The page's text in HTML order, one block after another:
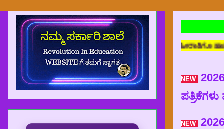
ಜಾಹೀರಾತು ಪ್ರದರ್ಶನವಾದಲ್ಲಿ ಜಾಹೀರಾತಿಗೂ ಹಾಗೂ ಈ ವೆಬ್
NEW
NEW